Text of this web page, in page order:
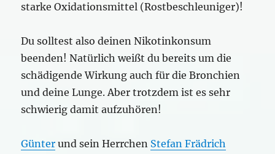
starke Oxidationsmittel (Rostbeschleuniger)!
Du solltest also deinen Nikotinkonsum
beenden! Natürlich weißt du bereits um die
schädigende Wirkung auch für die Bronchien
und deine Lunge. Aber trotzdem ist es sehr
schwierig damit aufzuhören!
Günter und sein Herrchen Stefan Frädrich